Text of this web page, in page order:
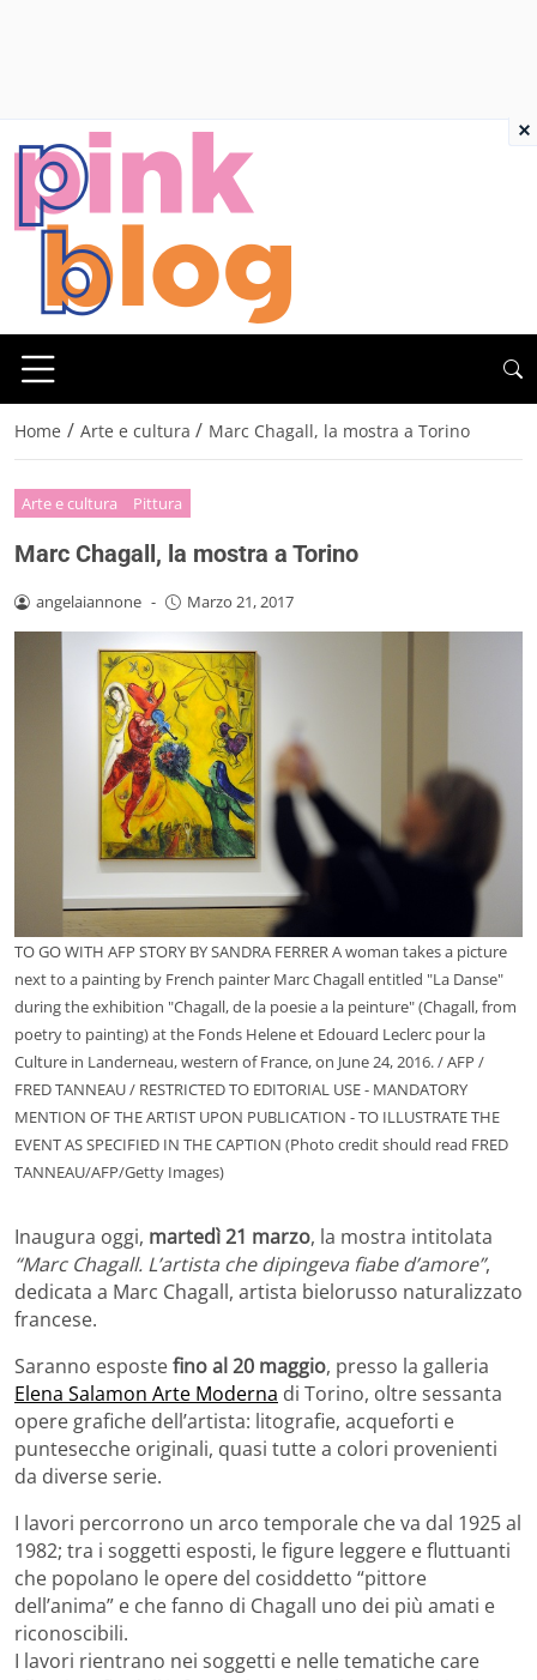
Home / Arte e cultura / Marc Chagall, la mostra a Torino
Arte e cultura Pittura
Marc Chagall, la mostra a Torino
angelaiannone - Marzo 21, 2017
TO GO WITH AFP STORY BY SANDRA FERRER A woman takes a picture
next to a painting by French painter Marc Chagall entitled "La Danse"
during the exhibition "Chagall, de la poesie a la peinture" (Chagall, from
poetry to painting) at the Fonds Helene et Edouard Leclerc pour la
Culture in Landerneau, western of France, on June 24, 2016. / AFP /
FRED TANNEAU / RESTRICTED TO EDITORIAL USE - MANDATORY
MENTION OF THE ARTIST UPON PUBLICATION - TO ILLUSTRATE THE
EVENT AS SPECIFIED IN THE CAPTION (Photo credit should read FRED
TANNEAU/AFP/Getty Images)
Inaugura oggi, martedì 21 marzo, la mostra intitolata
“Marc Chagall. L’artista che dipingeva fiabe d’amore”,
dedicata a Marc Chagall, artista bielorusso naturalizzato
francese.
Saranno espostefino al 20 maggio, presso la galleria
Elena Salamon Arte Moderna di Torino, oltre sessanta
opere grafiche dell’artista: litografie, acqueforti e
puntesecche originali, quasi tutte a colori provenienti
da diverse serie.
I lavori percorrono un arco temporale che va dal 1925 al
1982; tra i soggetti esposti, le figure leggere e fluttuanti
che popolano le opere del cosiddetto “pittore
dell’anima” e che fanno di Chagall uno dei più amati e
riconoscibili.
I lavori rientrano nei soggetti e nelle tematiche care
×